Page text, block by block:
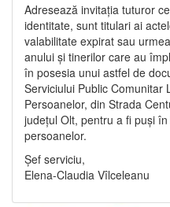
Adresează invitația tuturor
identitate, sunt titulari ai
valabilitate expirat sau
anului și tinerilor care au
în posesia unui astfel de
Serviciului Public Comunitar
Persoanelor, din Strada
județul Olt, pentru a fi puși
persoanelor.
Șef serviciu,
Elena-Claudia Vîlceleanu